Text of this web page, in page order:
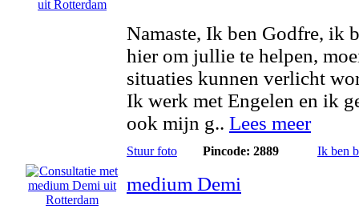
Namaste, Ik ben Godfre, ik
hier om jullie te helpen,
situaties kunnen verlicht
Ik werk met Engelen en ik
ook mijn g.. Lees meer
Stuur foto Pincode: 2889 Ik ben
medium Demi